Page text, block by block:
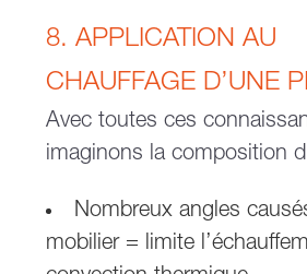
8. APPLICATION AU
CHAUFFAGE D’UNE
Avec toutes ces
imaginons la composition
Nombreux angles
mobilier = limite